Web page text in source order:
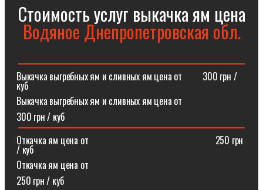
Стоимость услуг выкачка ям цена
Водяное Днепропетровская обл.
Выкачка выгребных ям и сливных ям цена от⠀⠀⠀300 грн /
куб
Выкачка выгребных ям и сливных ям цена от
300 грн / куб
Откачка ям цена от ⠀⠀⠀⠀⠀⠀⠀⠀⠀⠀⠀⠀⠀⠀⠀⠀⠀⠀250 грн
/ куб
Откачка ям цена от
250 грн / куб